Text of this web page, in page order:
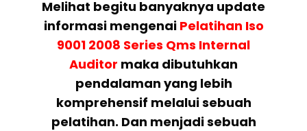
Melihat begitu banyaknya update
informasi mengenai Pelatihan Iso
9001 2008 Series Qms Internal
Auditor maka dibutuhkan
pendalaman yang lebih
komprehensif melalui sebuah
pelatihan. Dan menjadi sebuah